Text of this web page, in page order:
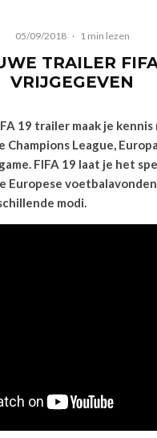
05/09/2018 · 1 min lezen
TRAILER
VRIJGEGEVEN
19 trailer maak je kennis
League,
FIFA 19 laat je het
Europese
modi.